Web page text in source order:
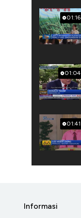
01:16
01:04
01:41
Informasi